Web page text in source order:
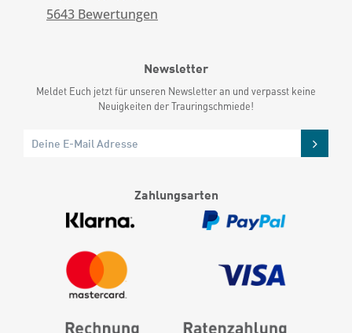
5643 Bewertungen
Newsletter
Meldet Euch jetzt für unseren Newsletter an und verpasst keine
Neuigkeiten der Trauringschmiede!
Zahlungsarten